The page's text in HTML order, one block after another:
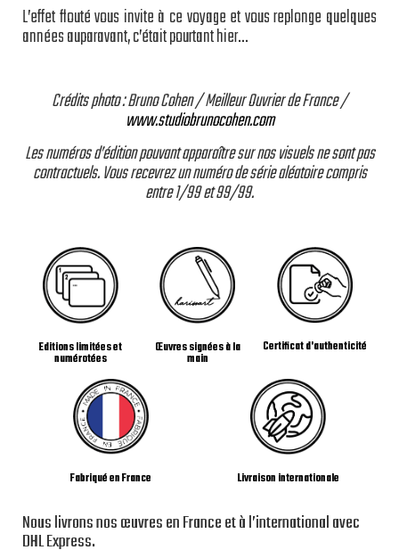
L’effet flouté vous invite à ce voyage et vous replonge quelques
années auparavant, c’était pourtant hier…
Crédits photo : Bruno Cohen / Meilleur Ouvrier de France /
www.studiobrunocohen.com
Les numéros d’édition pouvant apparaître sur nos visuels ne sont pas
contractuels. Vous recevrez un numéro de série aléatoire compris
entre 1/99 et 99/99.
Editions limitées et
numérotées
Œuvres signées à la
main
Certificat d'authenticité
Fabriqué en France Livraison internationale
Nous livrons nos œuvres en France et à l’international avec
DHL Express.